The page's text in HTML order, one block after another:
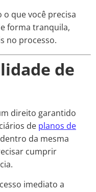
que você precisa
forma tranquila,
no processo.
de
direito garantido
de planos de
da mesma
cumprir
imediato a